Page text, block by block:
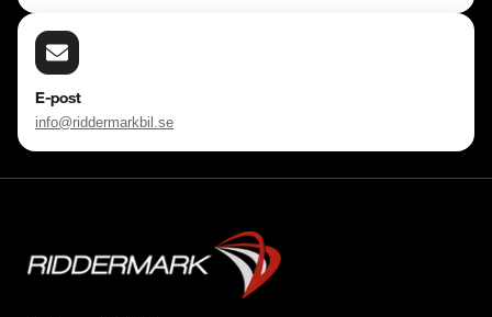
E-post
info@riddermarkbil.se